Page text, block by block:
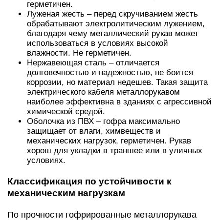
герметичен.
Луженая жесть – перед скручиванием жесть
обрабатывают электролитическим лужением,
благодаря чему металлический рукав может
использоваться в условиях высокой
влажности. Не герметичен.
Нержавеющая сталь – отличается
долговечностью и надежностью, не боится
коррозии, но материал недешев. Такая защита
электрического кабеля металлорукавом
наиболее эффективна в зданиях с агрессивной
химической средой.
Оболочка из ПВХ – гофра максимально
защищает от влаги, химвеществ и
механических нагрузок, герметичен. Рукав
хорош для укладки в траншее или в уличных
условиях.
Классификация по устойчивости к
механическим нагрузкам
По прочности гофрированные металлорукава